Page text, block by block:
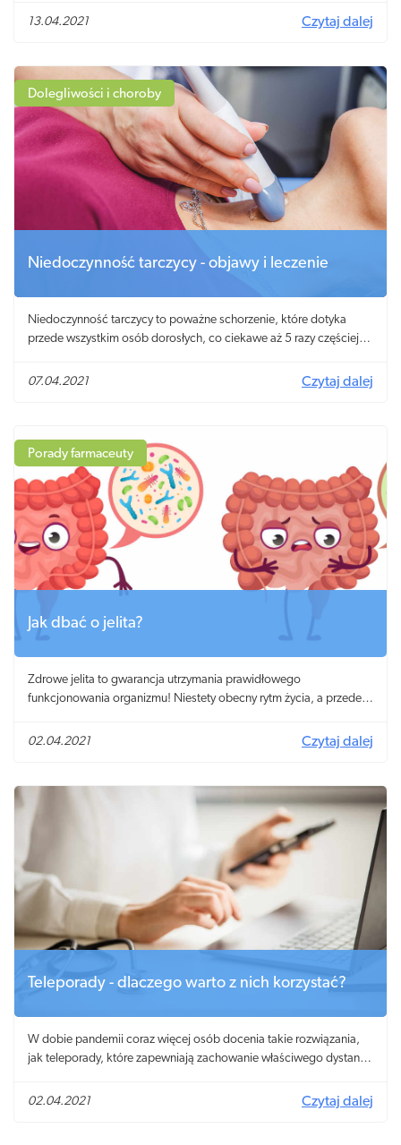
13.04.2021
Czytaj dalej
Dolegliwości i choroby
Niedoczynność tarczycy - objawy i leczenie
Niedoczynność tarczycy to poważne schorzenie, które dotyka
przede wszystkim osób dorosłych, co ciekawe aż 5 razy częściej
tarczowego dochodzi wskutek niedoboru produkowanych przez
schorzenia? Czym grozi nieleczona tarczyca?
07.04.2021 Czytaj dalej
Porady farmaceuty
Jak dbać o jelita?
Zdrowe jelita to gwarancja utrzymania prawidłowego
funkcjonowania organizmu! Niestety obecny rytm życia, a przede
utrudniają ich pracę! Co zrobić, aby jelita nie cierpiały z powodu
02.04.2021 Czytaj dalej
Teleporady - dlaczego warto z nich korzystać?
W dobie pandemii coraz więcej osób docenia takie rozwiązania,
jak teleporady, które zapewniają zachowanie właściwego dystansu
Jakie są inne powody, dla których warto wybierać usługi
02.04.2021 Czytaj dalej